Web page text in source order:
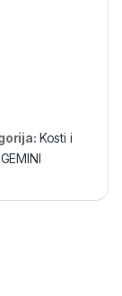
Kosti i
GEMINI